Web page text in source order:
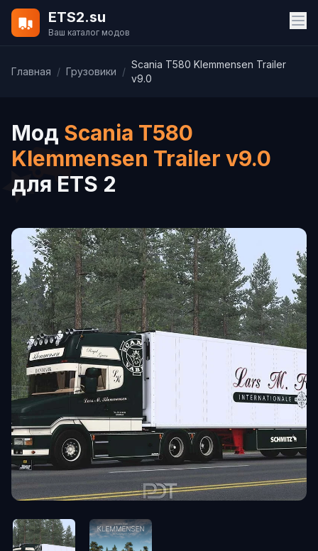
ETS2.su
Ваш каталог модов
Главная / Грузовики /
Scania T580 Klemmensen Trailer
v9.0
Мод Scania T580
Klemmensen Trailer v9.0
для ETS 2